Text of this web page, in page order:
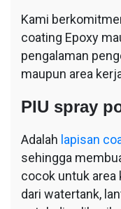
Kami
coating Epoxy
pengalaman
maupun area
PIU spray
Adalah lapisan
sehingga
cocok untuk area
dari watertank,